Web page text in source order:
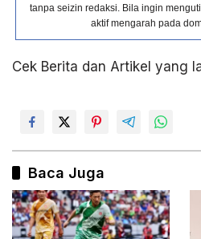
tanpa seizin redaksi. Bila ingin
aktif mengarah pada
Cek Berita dan Artikel yang
Baca Juga